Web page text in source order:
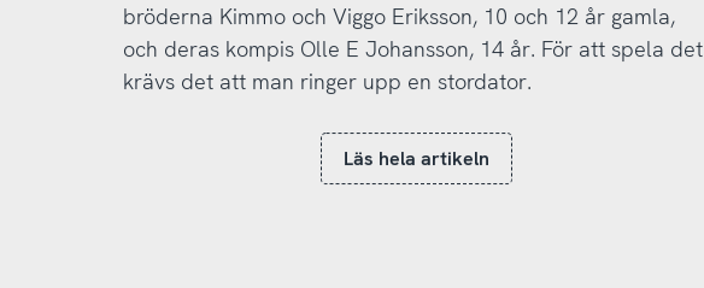
bröderna Kimmo och Viggo Eriksson, 10 och 12 år gamla,
och deras kompis Olle E Johansson, 14 år. För att spela det
krävs det att man ringer upp en stordator.
Läs hela artikeln